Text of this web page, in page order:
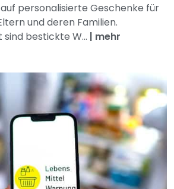
personalisierte Geschenke für
und deren Familien.
bestickte W... | mehr